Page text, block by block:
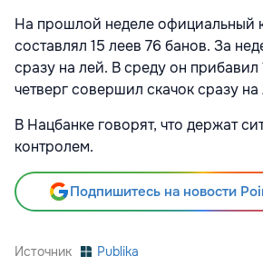
На прошлой неделе официальный
составлял 15 леев 76 банов. За
сразу на лей. В среду он прибавил
четверг совершил скачок сразу на
В Нацбанке говорят, что держат
контролем.
Подпишитесь на новости
Источник Publika